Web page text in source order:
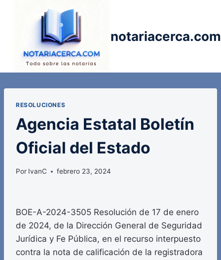
notariacerca.com
RESOLUCIONES
Agencia Estatal Boletín
Oficial del Estado
Por IvanC febrero 23, 2024
BOE-A-2024-3505 Resolución de 17 de enero
de 2024, de la Dirección General de Seguridad
Jurídica y Fe Pública, en el recurso interpuesto
contra la nota de calificación de la registradora